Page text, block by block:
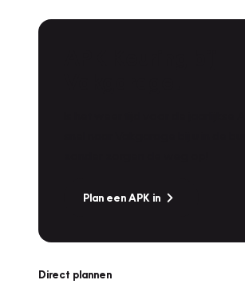
Plan een APK in
Direct plannen